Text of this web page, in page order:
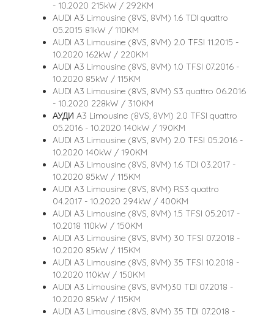
- 10.2020 215kW / 292KM
AUDI A3 Limousine (8VS, 8VM) 1.6 TDI quattro
05.2015 81kW / 110KM
AUDI A3 Limousine (8VS, 8VM) 2.0 TFSI 11.2015 -
10.2020 162kW / 220KM
AUDI A3 Limousine (8VS, 8VM) 1.0 TFSI 07.2016 -
10.2020 85kW / 115KM
AUDI A3 Limousine (8VS, 8VM) S3 quattro 06.2016
- 10.2020 228kW / 310KM
АУДИ A3 Limousine (8VS, 8VM) 2.0 TFSI quattro
05.2016 - 10.2020 140kW / 190KM
AUDI A3 Limousine (8VS, 8VM) 2.0 TFSI 05.2016 -
10.2020 140kW / 190KM
AUDI A3 Limousine (8VS, 8VM) 1.6 TDI 03.2017 -
10.2020 85kW / 115KM
AUDI A3 Limousine (8VS, 8VM) RS3 quattro
04.2017 - 10.2020 294kW / 400KM
AUDI A3 Limousine (8VS, 8VM) 1.5 TFSI 05.2017 -
10.2018 110kW / 150KM
AUDI A3 Limousine (8VS, 8VM) 30 TFSI 07.2018 -
10.2020 85kW / 115KM
AUDI A3 Limousine (8VS, 8VM) 35 TFSI 10.2018 -
10.2020 110kW / 150KM
AUDI A3 Limousine (8VS, 8VM)30 TDI 07.2018 -
10.2020 85kW / 115KM
AUDI A3 Limousine (8VS, 8VM) 35 TDI 07.2018 -